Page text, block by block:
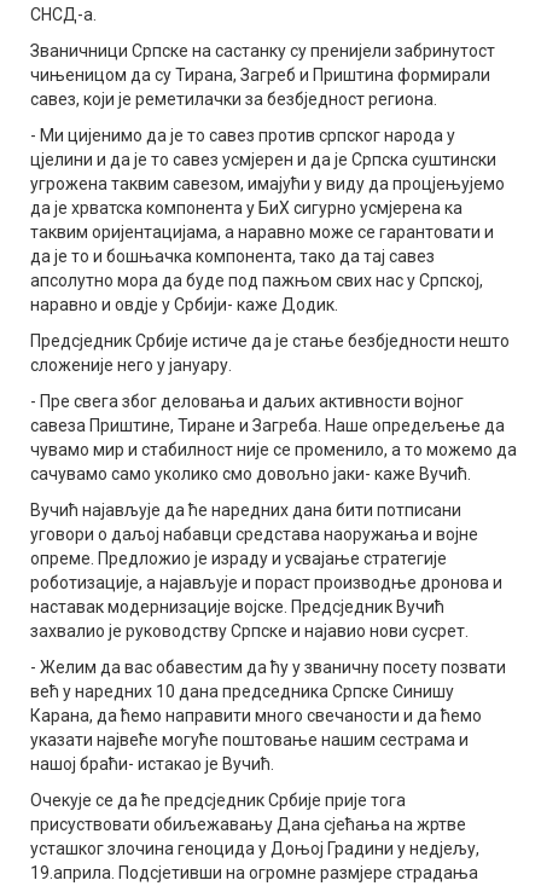
СНСД-а.
Званичници Српске на састанку су пренијели забринутост
чињеницом да су Тирана, Загреб и Приштина формирали
савез, који је реметилачки за безбједност региона.
- Ми цијенимо да је то савез против српског народа у
цјелини и да је то савез усмјерен и да је Српска суштински
угрожена таквим савезом, имајући у виду да процјењујемо
да је хрватска компонента у БиХ сигурно усмјерена ка
таквим оријентацијама, а наравно може се гарантовати и
да је то и бошњачка компонента, тако да тај савез
апсолутно мора да буде под пажњом свих нас у Српској,
наравно и овдје у Србији- каже Додик.
Предсједник Србије истиче да је стање безбједности нешто
сложеније него у јануару.
- Пре свега због деловања и даљих активности војног
савеза Приштине, Тиране и Загреба. Наше опредељење да
чувамо мир и стабилност није се променило, а то можемо да
сачувамо само уколико смо довољно јаки- каже Вучић.
Вучић најављује да ће наредних дана бити потписани
уговори о даљој набавци средстава наоружања и војне
опреме. Предложио је израду и усвајање стратегије
роботизације, а најављује и пораст производње дронова и
наставак модернизације војске. Предсједник Вучић
захвалио је руководству Српске и најавио нови сусрет.
- Желим да вас обавестим да ћу у званичну посету позвати
већ у наредних 10 дана председника Српске Синишу
Карана, да ћемо направити много свечаности и да ћемо
указати највеће могуће поштовање нашим сестрама и
нашој браћи- истакао је Вучић.
Очекује се да ће предсједник Србије прије тога
присуствовати обиљежавању Дана сјећања на жртве
усташког злочина геноцида у Доњој Градини у недјељу,
19.априла. Подсјетивши на огромне размјере страдања